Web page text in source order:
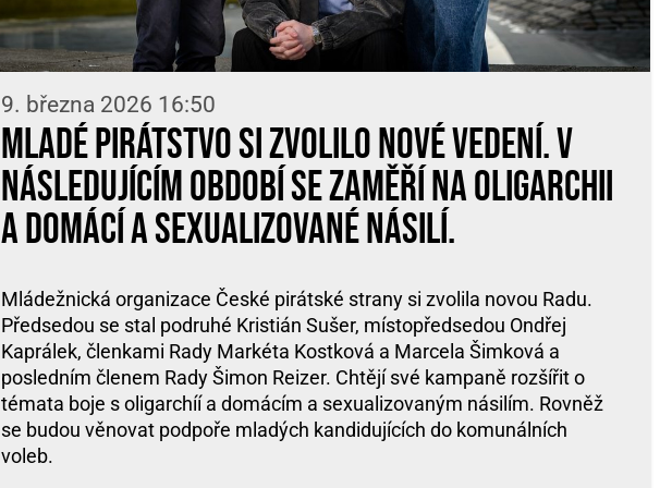
9. března 2026 16:50
Mladé Pirátstvo si zvolilo nové vedení. V
následujícím období se zaměří na oligarchii
a domácí a sexualizované násilí.
Mládežnická organizace České pirátské strany si zvolila novou Radu.
Předsedou se stal podruhé Kristián Sušer, místopředsedou Ondřej
Kaprálek, členkami Rady Markéta Kostková a Marcela Šimková a
posledním členem Rady Šimon Reizer. Chtějí své kampaně rozšířit o
témata boje s oligarchíí a domácím a sexualizovaným násilím. Rovněž
se budou věnovat podpoře mladých kandidujících do komunálních
voleb.